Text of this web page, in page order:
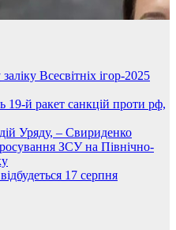
Всесвітніх ігор-2025
19-й ракет санкцій проти рф,
Уряду, – Свириденко
ЗСУ на Північно-
17 серпня